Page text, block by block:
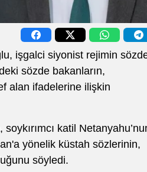
işgalci siyonist rejimin
sözde bakanların,
alan ifadelerine ilişkin
soykırımcı katil
yönelik küstah sözlerinin,
söyledi.